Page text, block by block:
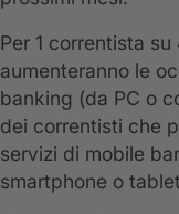
Per 1 correntista
aumenteranno le
banking (da PC o
dei correntisti che
servizi di mobile
smartphone o